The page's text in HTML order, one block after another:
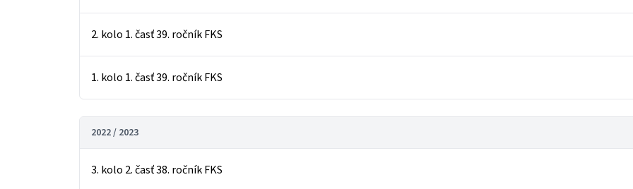
2. kolo 1. časť 39. ročník FKS
1. kolo 1. časť 39. ročník FKS
2022 / 2023
3. kolo 2. časť 38. ročník FKS